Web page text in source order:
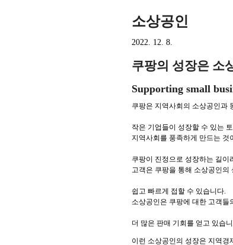
소상공인
2022. 12. 8.
쿠팡의 성장은 소
Supporting small
쿠팡은 지역사회의 소상공인과
작은 기업들이 성장할 수 있는
지역사회를 풍족하게 만드는 것이
쿠팡이 진정으로 성장하는 길이
고객은 쿠팡을 통해 소상공인의
쉽고 빠르게 접할 수 있습니다.
소상공인은 쿠팡에 대한 고객들
더 많은 판매 기회를 얻고 있습
이런 소상공인의 성장은 지역경